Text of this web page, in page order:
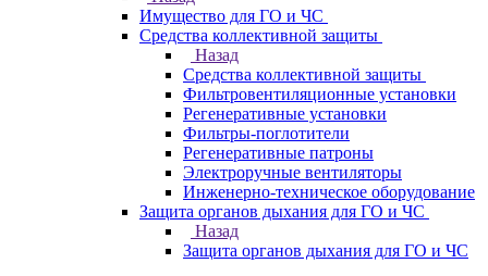
Имущество для ГО и ЧС
Средства коллективной защиты
Назад
Средства коллективной защиты
Фильтровентиляционные установки
Регенеративные установки
Фильтры-поглотители
Регенеративные патроны
Электроручные вентиляторы
Инженерно-техническое оборудование
Защита органов дыхания для ГО и ЧС
Назад
Защита органов дыхания для ГО и ЧС